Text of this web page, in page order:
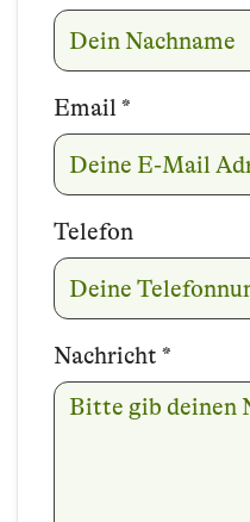
Email*
Telefon
Nachricht *